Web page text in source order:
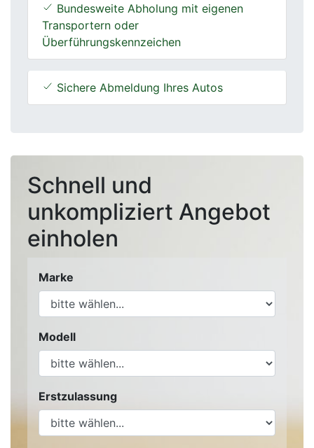
Bundesweite Abholung mit eigenen
Transportern oder
Überführungskennzeichen
Sichere Abmeldung Ihres Autos
Schnell und
unkompliziert Angebot
einholen
Marke
Modell
Erstzulassung